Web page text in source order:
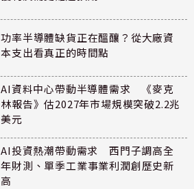
功率半導體缺貨正在醞釀？從大廠資
本支出看真正的時間點
AI資料中心帶動半導體需求 《麥克
林報告》估2027年市場規模突破2.2兆
美元
AI投資熱潮帶動需求 西門子調高全
年財測、單季工業事業利潤創歷史新
高